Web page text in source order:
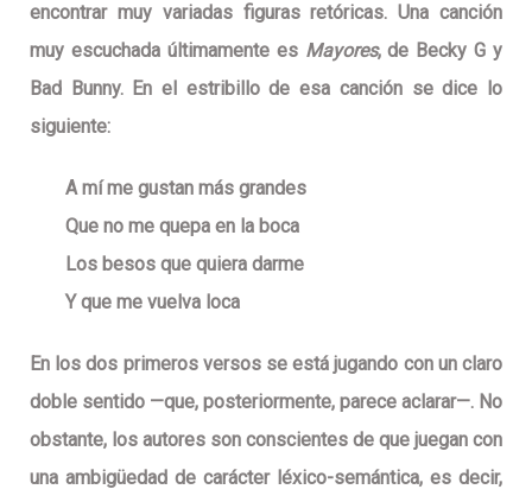
encontrar muy variadas figuras retóricas. Una canción
muy escuchada últimamente es Mayores, de Becky G y
Bad Bunny. En el estribillo de esa canción se dice lo
siguiente:
A mí me gustan más grandes
Que no me quepa en la boca
Los besos que quiera darme
Y que me vuelva loca
En los dos primeros versos se está jugando con un claro
doble sentido —que, posteriormente, parece aclarar—. No
obstante, los autores son conscientes de que juegan con
una ambigüedad de carácter léxico-semántica, es decir,